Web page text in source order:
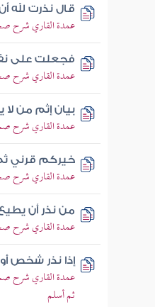
قال نذرت لله
عمدة القاري شرح
فجعلت على
عمدة القاري شرح
بيان إثم من لا
عمدة القاري شرح
خيركم قرني
عمدة القاري شرح
من نذر أن
عمدة القاري شرح
إذا نذر شخص
عمدة القاري شرح
ثم أسلم